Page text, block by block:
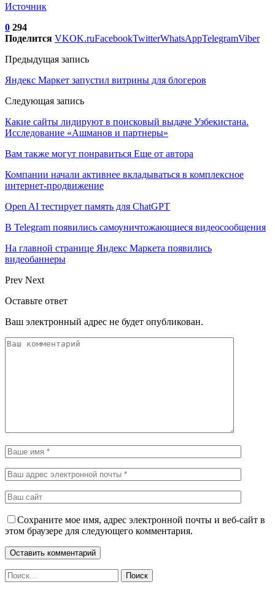
Источник
0 294
Поделится VKOK.ruFacebookTwitterWhatsAppTelegramViber
Предыдущая запись
Яндекс Маркет запустил витрины для блогеров
Следующая запись
Какие сайты лидируют в поисковый выдаче Узбекистана.
Исследование «Ашманов и партнеры»
Вам также могут понравиться Еще от автора
Компании начали активнее вкладываться в комплексное
интернет-продвижение
Open AI тестирует память для ChatGPT
В Telegram появились самоуничтожающиеся видеосообщения
На главной странице Яндекс Маркета появились
видеобаннеры
Prev Next
Оставьте ответ
Ваш электронный адрес не будет опубликован.
Сохраните мое имя, адрес электронной почты и веб-сайт в
этом браузере для следующего комментария.